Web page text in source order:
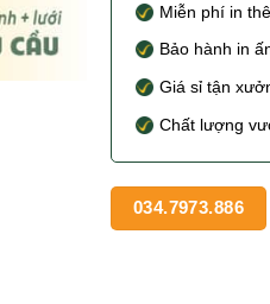
Miễn phí in
Bảo hành in
Giá sỉ tận
Chất lượng
034.7973.886